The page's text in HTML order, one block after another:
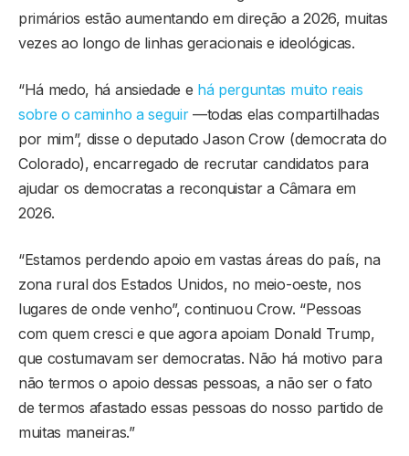
primários estão aumentando em direção a 2026, muitas
vezes ao longo de linhas geracionais e ideológicas.
“Há medo, há ansiedade e há perguntas muito reais
sobre o caminho a seguir—todas elas compartilhadas
por mim”, disse o deputado Jason Crow (democrata do
Colorado), encarregado de recrutar candidatos para
ajudar os democratas a reconquistar a Câmara em
2026.
“Estamos perdendo apoio em vastas áreas do país, na
zona rural dos Estados Unidos, no meio-oeste, nos
lugares de onde venho”, continuou Crow. “Pessoas
com quem cresci e que agora apoiam Donald Trump,
que costumavam ser democratas. Não há motivo para
não termos o apoio dessas pessoas, a não ser o fato
de termos afastado essas pessoas do nosso partido de
muitas maneiras.”